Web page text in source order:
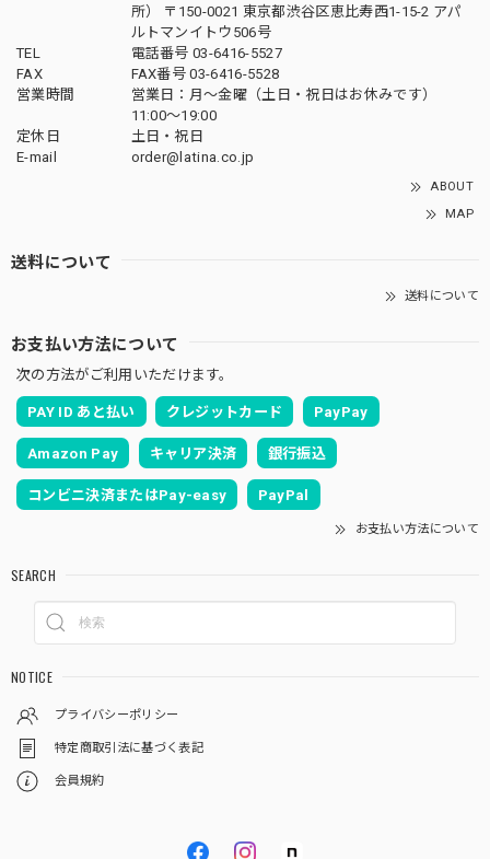
所） 〒150-0021 東京都渋谷区恵比寿西1-15-2 アパ
ルトマンイトウ506号
TEL
電話番号 03-6416-5527
FAX
FAX番号 03-6416-5528
営業時間
営業日：月〜金曜（土日・祝日はお休みです）
11:00〜19:00
定休日
土日・祝日
E-mail
order@latina.co.jp
ABOUT
MAP
送料について
送料について
お支払い方法について
次の方法がご利用いただけます。
PAY ID あと払い クレジットカード PayPay
Amazon Pay キャリア決済 銀行振込
コンビニ決済またはPay-easy PayPal
お支払い方法について
SEARCH
NOTICE
プライバシーポリシー
特定商取引法に基づく表記
会員規約